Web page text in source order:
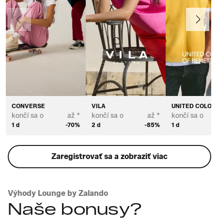
CONVERSE
končí sa o
1 d
až *
-70%
VILA
končí sa o
2 d
až *
-85%
UNITED
končí sa o
1 d
Predchádzajúce Ďalej
Zaregistrovať sa a zobraziť viac
Výhody Lounge by Zalando
Naše bonusy?